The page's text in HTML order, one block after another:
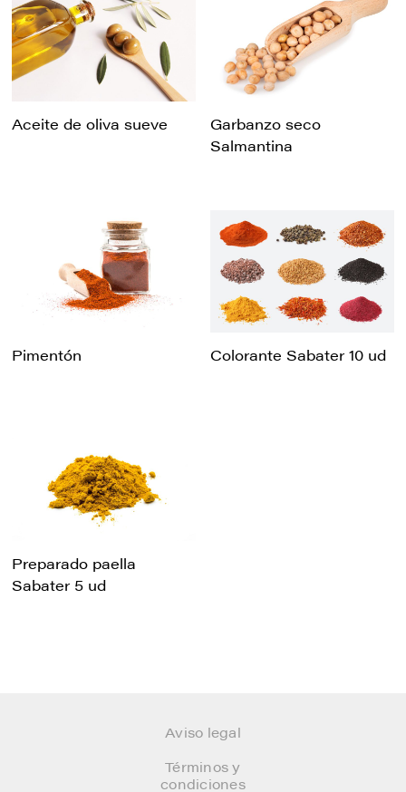
Aceite de oliva sueve
Garbanzo seco
Salmantina
Pimentón Colorante Sabater 10 ud
Preparado paella
Sabater 5 ud
Aviso legal
Términos y
condiciones